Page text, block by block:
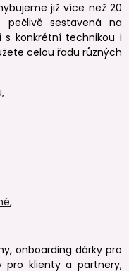
již více než 20
sestavená na
s konkrétní technikou i
celou řadu různých
,
,
onboarding dárky pro
pro klienty a partnery,